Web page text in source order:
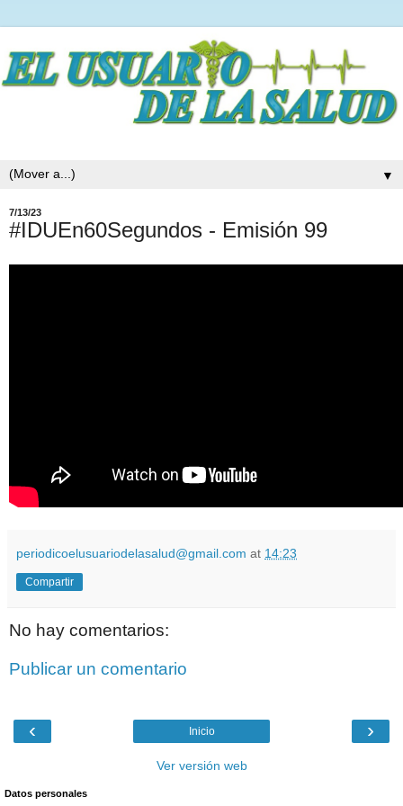
▼
7/13/23
#IDUEn60Segundos - Emisión 99
periodicoelusuariodelasalud@gmail.com at 14:23
Compartir
No hay comentarios:
Publicar un comentario
‹ ›
Inicio
Ver versión web
Datos personales